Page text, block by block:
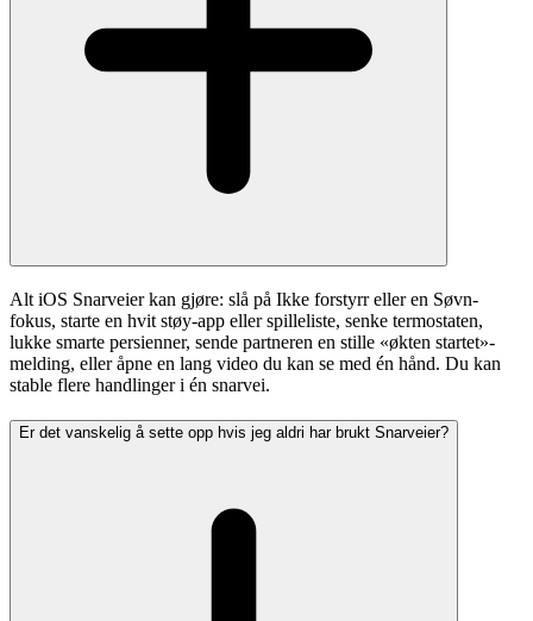
Alt iOS Snarveier kan gjøre: slå på Ikke forstyrr eller en Søvn-
fokus, starte en hvit støy-app eller spilleliste, senke termostaten,
lukke smarte persienner, sende partneren en stille «økten startet»-
melding, eller åpne en lang video du kan se med én hånd. Du kan
stable flere handlinger i én snarvei.
Er det vanskelig å sette opp hvis jeg aldri har brukt Snarveier?